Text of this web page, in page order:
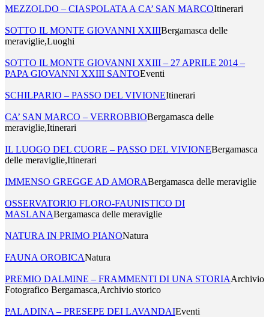
MEZZOLDO – CIASPOLATA A CA’ SAN MARCOItinerari
SOTTO IL MONTE GIOVANNI XXIIIBergamasca delle
meraviglie,Luoghi
SOTTO IL MONTE GIOVANNI XXIII – 27 APRILE 2014 –
PAPA GIOVANNI XXIII SANTOEventi
SCHILPARIO – PASSO DEL VIVIONEItinerari
CA’ SAN MARCO – VERROBBIOBergamasca delle
meraviglie,Itinerari
IL LUOGO DEL CUORE – PASSO DEL VIVIONEBergamasca
delle meraviglie,Itinerari
IMMENSO GREGGE AD AMORABergamasca delle meraviglie
OSSERVATORIO FLORO-FAUNISTICO DI
MASLANABergamasca delle meraviglie
NATURA IN PRIMO PIANONatura
FAUNA OROBICANatura
PREMIO DALMINE – FRAMMENTI DI UNA STORIAArchivio
Fotografico Bergamasca,Archivio storico
PALADINA – PRESEPE DEI LAVANDAIEventi